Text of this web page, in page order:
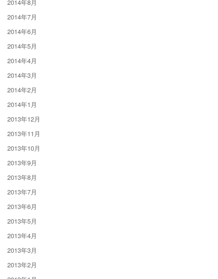
2014年8月
2014年7月
2014年6月
2014年5月
2014年4月
2014年3月
2014年2月
2014年1月
2013年12月
2013年11月
2013年10月
2013年9月
2013年8月
2013年7月
2013年6月
2013年5月
2013年4月
2013年3月
2013年2月